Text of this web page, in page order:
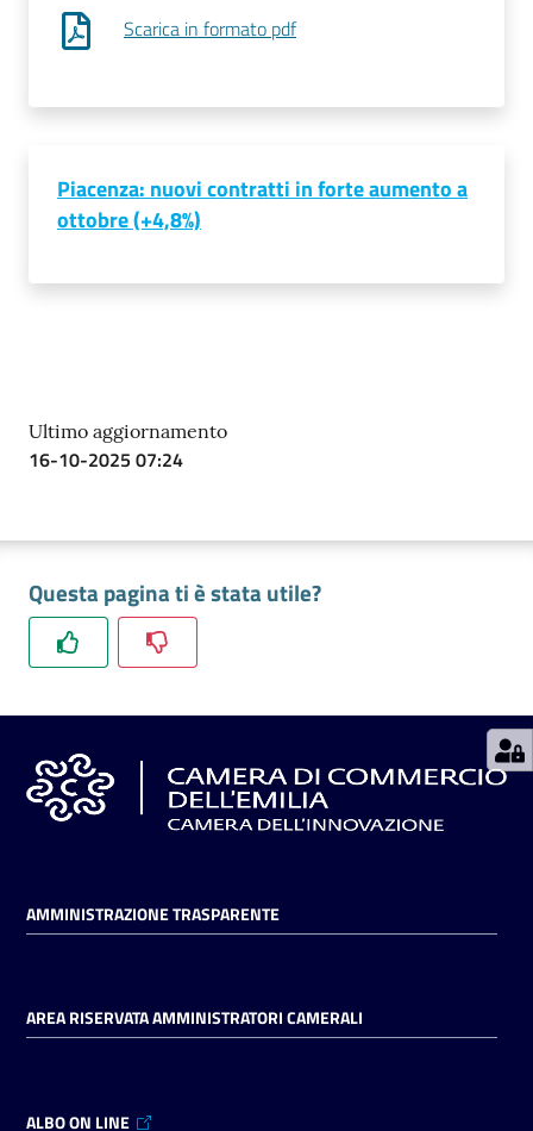
Pagamenti
on line
Registrati
Seguici
su
Scarica in formato pdf
Piacenza: nuovi contratti in forte aumento a
ottobre (+4,8%)
Ultimo aggiornamento
16-10-2025 07:24
Questa pagina ti è stata utile?
AMMINISTRAZIONE TRASPARENTE
AREA RISERVATA AMMINISTRATORI CAMERALI
ALBO ON LINE